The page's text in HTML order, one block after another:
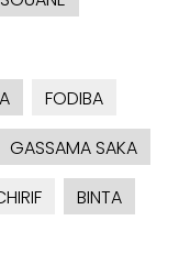
FODIBA
GASSAMA SAKA
BINTA